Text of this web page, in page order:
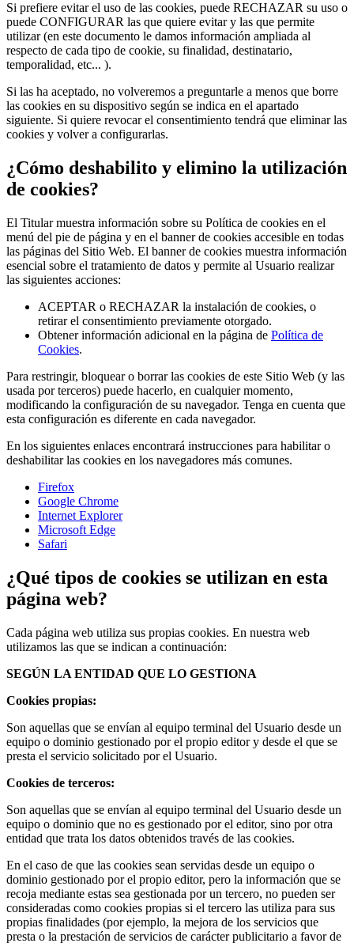
Si prefiere evitar el uso de las cookies, puede RECHAZAR su uso o
puede CONFIGURAR las que quiere evitar y las que permite
utilizar (en este documento le damos información ampliada al
respecto de cada tipo de cookie, su finalidad, destinatario,
temporalidad, etc... ).
Si las ha aceptado, no volveremos a preguntarle a menos que borre
las cookies en su dispositivo según se indica en el apartado
siguiente. Si quiere revocar el consentimiento tendrá que eliminar las
cookies y volver a configurarlas.
¿Cómo deshabilito y elimino la utilización
de cookies?
El Titular muestra información sobre su Política de cookies en el
menú del pie de página y en el banner de cookies accesible en todas
las páginas del Sitio Web. El banner de cookies muestra información
esencial sobre el tratamiento de datos y permite al Usuario realizar
las siguientes acciones:
ACEPTAR o RECHAZAR la instalación de cookies, o
retirar el consentimiento previamente otorgado.
Obtener información adicional en la página de Política de
Cookies.
Para restringir, bloquear o borrar las cookies de este Sitio Web (y las
usada por terceros) puede hacerlo, en cualquier momento,
modificando la configuración de su navegador. Tenga en cuenta que
esta configuración es diferente en cada navegador.
En los siguientes enlaces encontrará instrucciones para habilitar o
deshabilitar las cookies en los navegadores más comunes.
Firefox
Google Chrome
Internet Explorer
Microsoft Edge
Safari
¿Qué tipos de cookies se utilizan en esta
página web?
Cada página web utiliza sus propias cookies. En nuestra web
utilizamos las que se indican a continuación:
SEGÚN LA ENTIDAD QUE LO GESTIONA
Cookies propias:
Son aquellas que se envían al equipo terminal del Usuario desde un
equipo o dominio gestionado por el propio editor y desde el que se
presta el servicio solicitado por el Usuario.
Cookies de terceros:
Son aquellas que se envían al equipo terminal del Usuario desde un
equipo o dominio que no es gestionado por el editor, sino por otra
entidad que trata los datos obtenidos través de las cookies.
En el caso de que las cookies sean servidas desde un equipo o
dominio gestionado por el propio editor, pero la información que se
recoja mediante estas sea gestionada por un tercero, no pueden ser
consideradas como cookies propias si el tercero las utiliza para sus
propias finalidades (por ejemplo, la mejora de los servicios que
presta o la prestación de servicios de carácter publicitario a favor de